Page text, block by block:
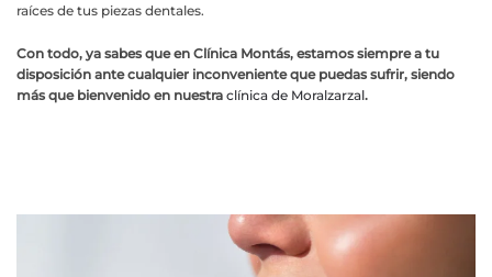
raíces de tus piezas dentales.
Con todo, ya sabes que en Clínica Montás, estamos siempre a tu
disposición ante cualquier inconveniente que puedas sufrir, siendo
más que bienvenido en nuestra clínica de Moralzarzal.